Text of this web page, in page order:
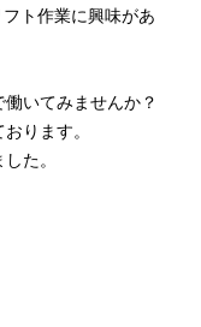
ト作業に興味があ
いてみませんか？
ります。
た。